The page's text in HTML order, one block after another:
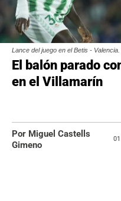
Lance del juego en el Betis -
El balón parado
en el Villamarín
Por Miguel Castells
Gimeno